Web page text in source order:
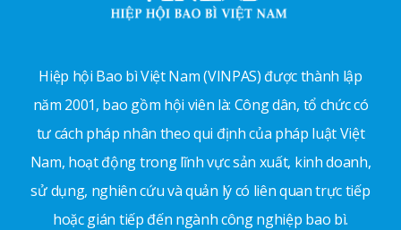
Hiệp hội Bao bì Việt Nam (VINPAS) được thành lập
năm 2001, bao gồm hội viên là: Công dân, tổ chức có
tư cách pháp nhân theo qui định của pháp luật Việt
Nam, hoạt động trong lĩnh vực sản xuất, kinh doanh,
sử dụng, nghiên cứu và quản lý có liên quan trực tiếp
hoặc gián tiếp đến ngành công nghiệp bao bì.